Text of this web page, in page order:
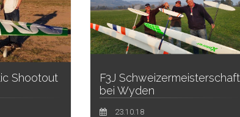
Shootout
F3J Schweizermeisterschaft
bei Wyden
23.10.18